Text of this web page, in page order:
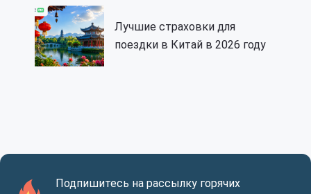
Лучшие страховки для
поездки в Китай в 2026 году
Подпишитесь на рассылку горячих